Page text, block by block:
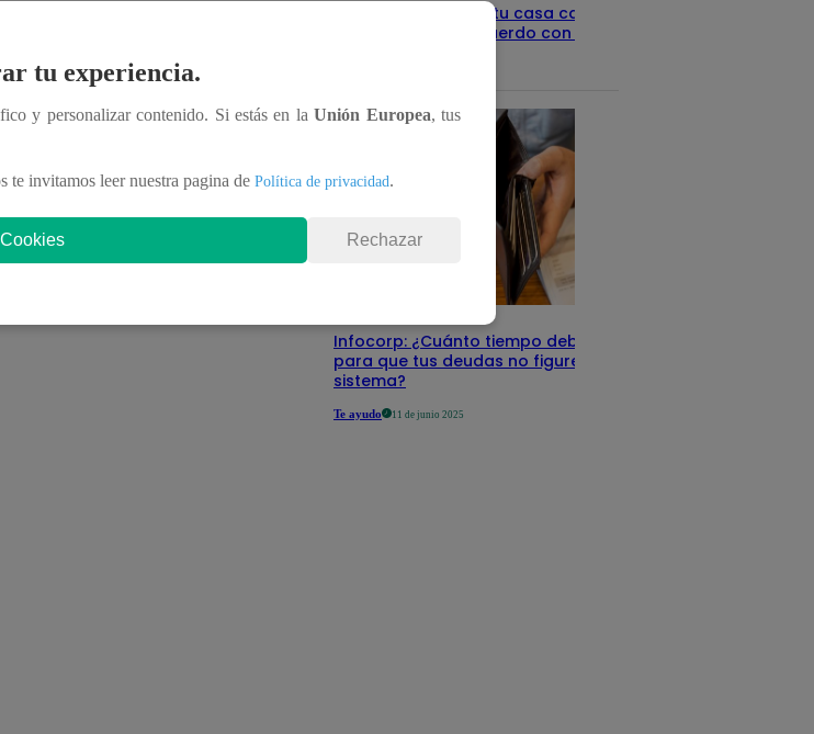
Revisa con tu DNI si tu casa califica
como pobre, de acuerdo con el Sisfoh
Infocorp: ¿Cuánto tiempo debe pasar
para que tus deudas no figuren en su
sistema?
Te ayudo 11 de junio 2025
tu experiencia.
y personalizar contenido. Si estás en laUnión Europea, tus
te invitamos leer nuestra pagina de Política de privacidad.
Rechazar